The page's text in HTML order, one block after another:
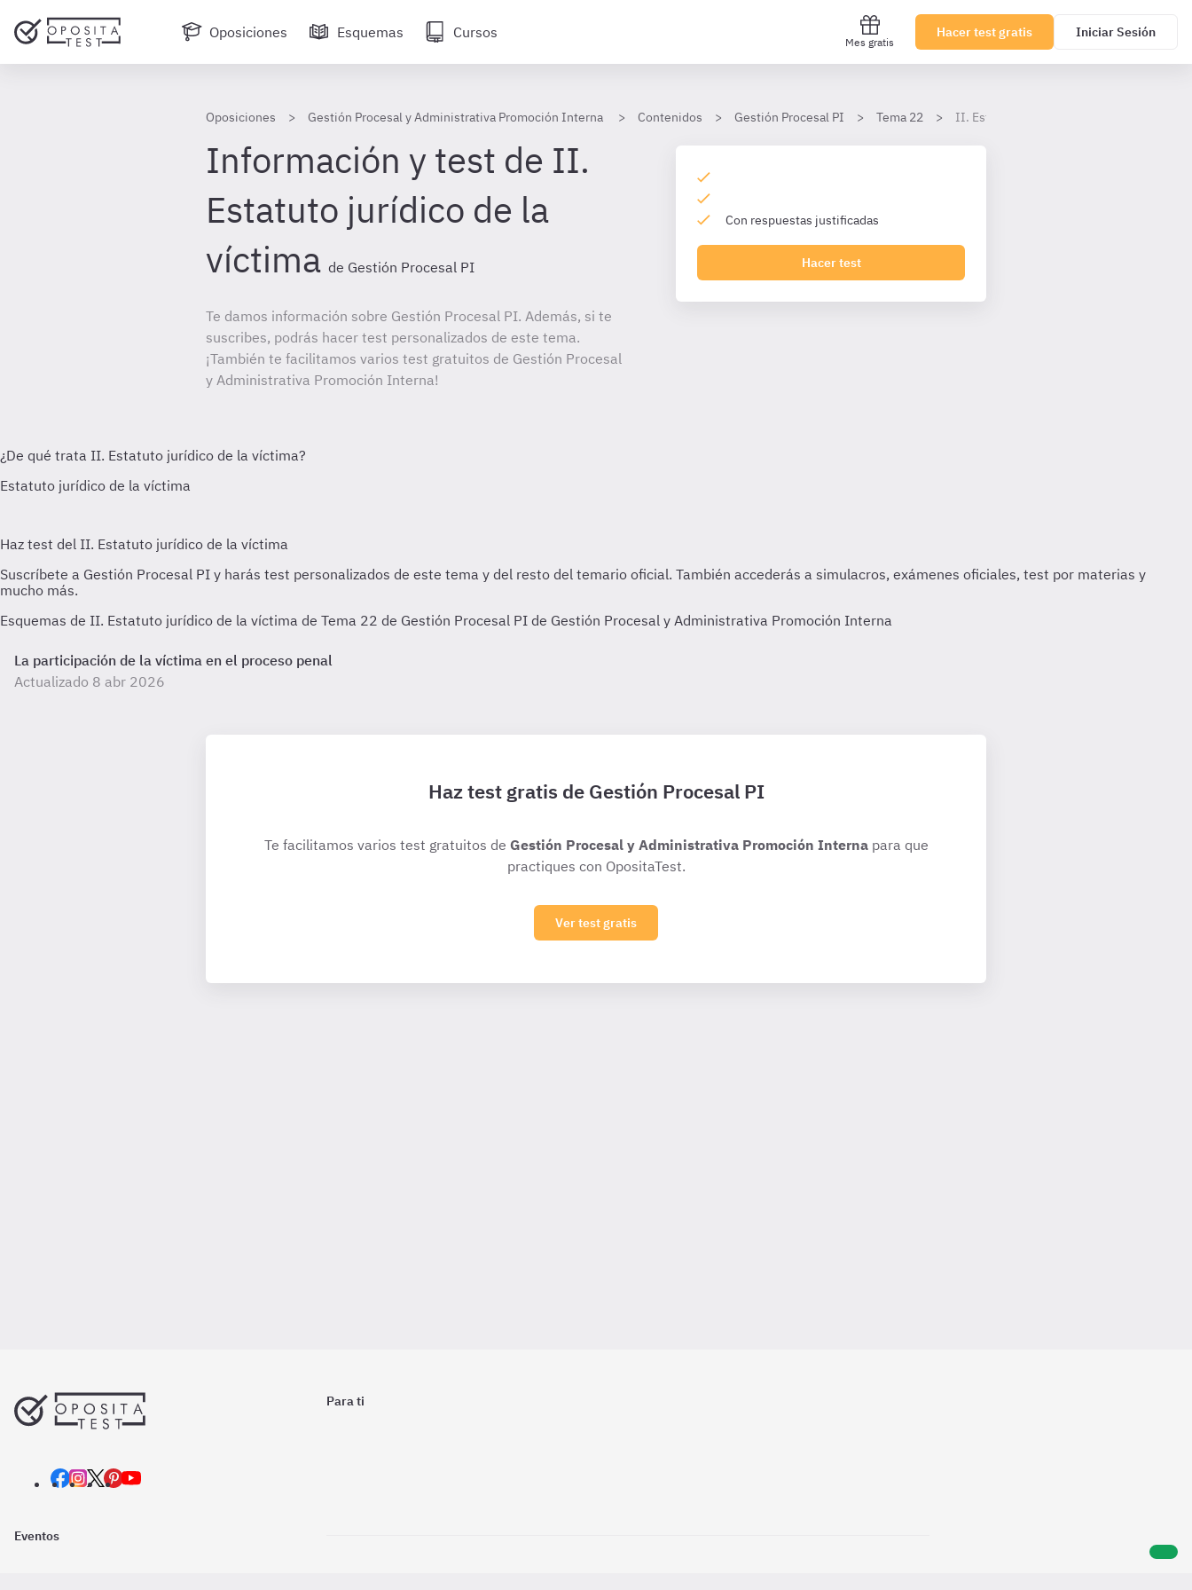
Oposiciones Esquemas Cursos
Mes gratis
Hacer test gratis Iniciar Sesión
Oposiciones Gestión Procesal y Administrativa Promoción Interna Contenidos Gestión Procesal PI Tema 22 II. Estatuto jurídico de la víctima
Información y test de II.
Estatuto jurídico de la
víctima de Gestión Procesal PI
Te damos información sobre Gestión Procesal PI. Además, si te
suscribes, podrás hacer test personalizados de este tema.
¡También te facilitamos varios test gratuitos de Gestión Procesal
y Administrativa Promoción Interna!
Con respuestas justificadas
Hacer test
Esquemas de II. Estatuto jurídico de la víctima de Tema 22 de Gestión Procesal PI de Gestión Procesal y Administrativa Promoción Interna
La participación de la víctima en el proceso penal
Actualizado 8 abr 2026
Haz test gratis de Gestión Procesal PI
Te facilitamos varios test gratuitos de Gestión Procesal y Administrativa Promoción Internapara que
practiques con OpositaTest.
Ver test gratis
Para ti
Eventos